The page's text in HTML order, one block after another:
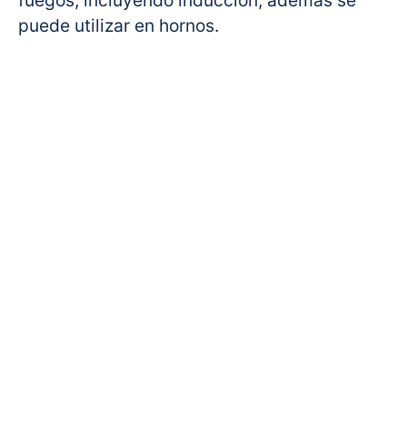
puede utilizar en hornos.